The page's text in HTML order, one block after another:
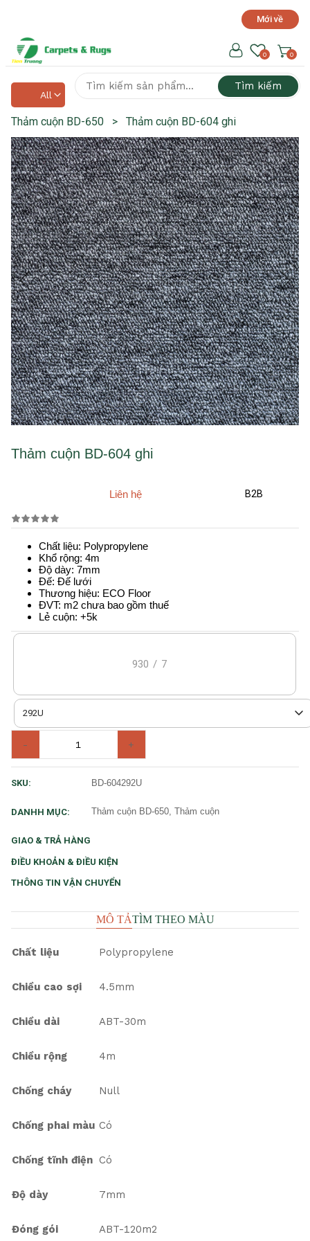
Tìm kiếm
0
0
All
Mới về
Thảm cuộn BD-604 ghi
Liên hệ
Chất liệu: Polypropylene
Khổ rộng: 4m
Độ dày: 7mm
Đế: Đế lưới
Thương hiệu: ECO Floor
ĐVT: m2 chưa bao gồm thuế
Lẻ cuộn: +5k
- +
292U
SKU: BD-604292U
DANHH MỤC: Thảm cuộn BD-650, Thảm cuộn
GIAO & TRẢ HÀNG
THÔNG TIN VẬN CHUYỂN
ĐIỀU KHOẢN & ĐIỀU KIỆN
930 7
/
B2B
Thảm cuộn BD-650 > Thảm cuộn BD-604 ghi
MÔ TẢTÌM THEO MÀU
Chất liệu Polypropylene
Chiều cao sợi 4.5mm
Chiều dài ABT-30m
Chiều rộng 4m
Chống cháy Null
Chống phai màu Có
Chống tĩnh điện Có
Độ dày 7mm
Đóng gói ABT-120m2